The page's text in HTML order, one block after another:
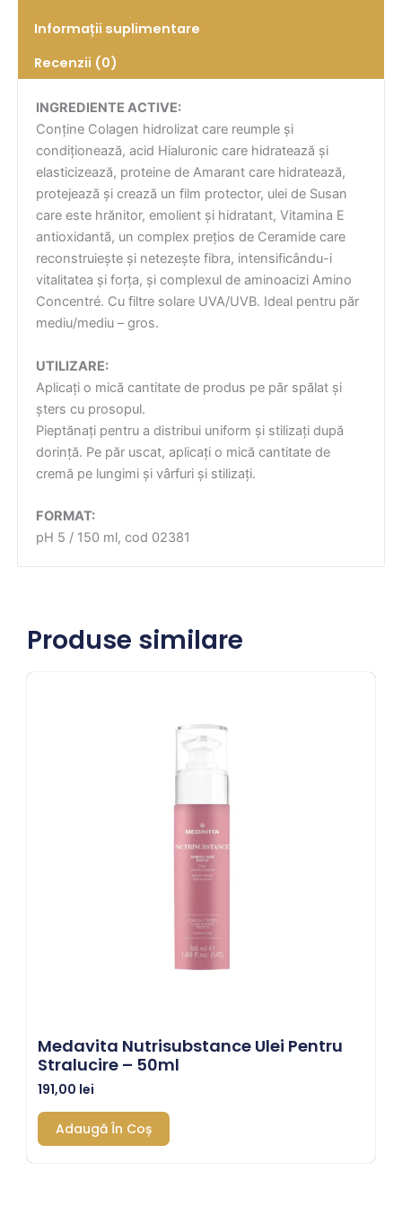
Informații suplimentare
Recenzii (0)
INGREDIENTE ACTIVE:
Conține Colagen hidrolizat care reumple și
condiționează, acid Hialuronic care hidratează și
elasticizează, proteine de Amarant care hidratează,
protejează și crează un film protector, ulei de Susan
care este hrănitor, emolient și hidratant, Vitamina E
antioxidantă, un complex prețios de Ceramide care
reconstruiește și netezește fibra, intensificându-i
vitalitatea și forța, și complexul de aminoacizi Amino
Concentré. Cu filtre solare UVA/UVB. Ideal pentru păr
mediu/mediu – gros.
UTILIZARE:
Aplicați o mică cantitate de produs pe păr spălat și
șters cu prosopul.
Pieptănați pentru a distribui uniform și stilizați după
dorință. Pe păr uscat, aplicați o mică cantitate de
cremă pe lungimi și vârfuri și stilizați.
FORMAT:
pH 5 / 150 ml, cod 02381
Produse similare
Medavita Nutrisubstance Ulei Pentru
Stralucire – 50ml
191,00 lei
Adaugă În Coș